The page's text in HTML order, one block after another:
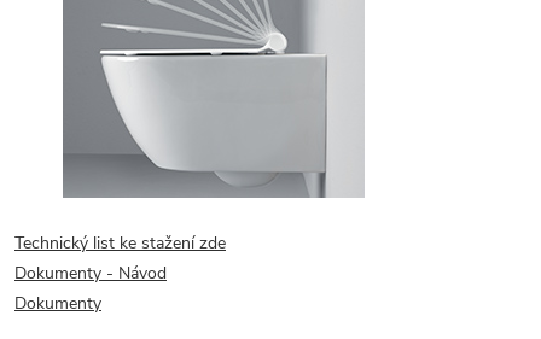
Technický list ke stažení zde
Dokumenty - Návod
Dokumenty